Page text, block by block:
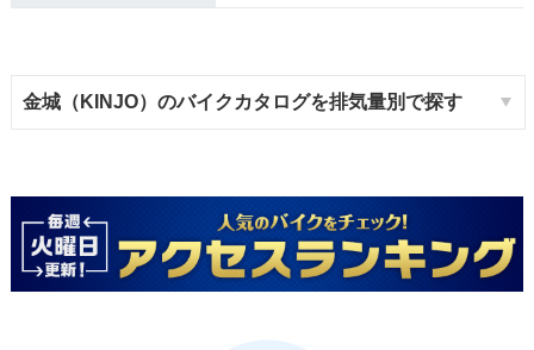
金城（KINJO）のバイクカタログを排気量別で探す